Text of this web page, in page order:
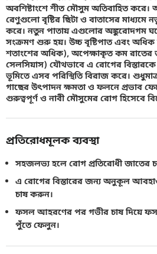
অবশিষ্টাংশে শীত মৌসুম অতিবাহিত
রেণুগুলো বৃষ্টির ছিটা ও বাতাসের মাধ্যমে
করে। নতুন পাতায় এগুলোর অঙ্কুরোদগম
সংক্রমণ শুরু হয়। উচ্চ বৃষ্টিপাত এবং
শতাংশের অধিক), অপেক্ষাকৃত কম রাতের
সেলসিয়াস) যৌথভাবে এ রোগের
ভূমিতে এসব পরিস্থিতি বিরাজ করে।
গাছের উৎপাদন ক্ষমতা ও ফলনে প্রভাব
গুরুত্বপূর্ণ ও নাবী মৌসুমের রোগ হিসেবে
প্রতিরোধমূলক ব্যবস্থা
সহজলভ্য হলে রোগ প্রতিরোধী জাতের
এ রোগের বিস্তারের জন্য অনুকূল
চাষ করুন।
ফসল আহরণের পর গভীর চাষ দিয়ে
পুঁতে ফেলুন।